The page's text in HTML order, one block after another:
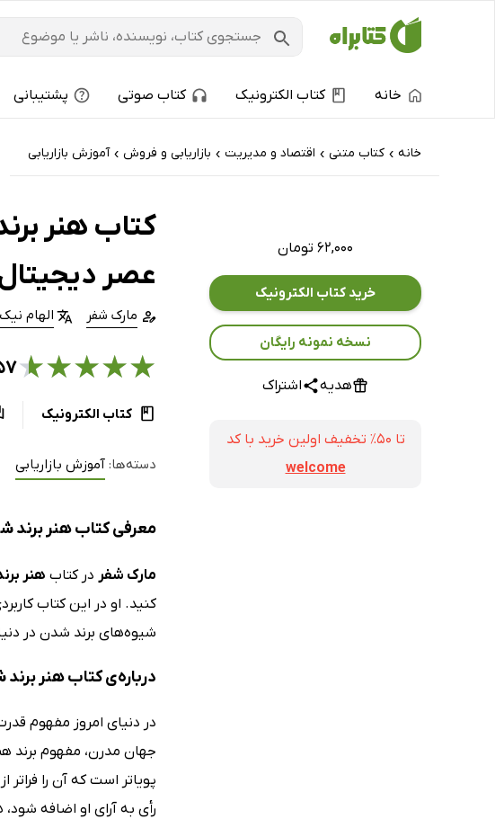
خانه کتاب الکترونیک کتاب صوتی پشتیبانی
خانه › کتاب‌ متنی › اقتصاد و مدیریت › بازاریابی و فروش › آموزش بازاریابی
۶۲,۰۰۰ تومان
خرید کتاب الکترونیک
نسخه نمونه رایگان
هدیه اشتراک
تا ۵۰٪ تخفیف اولین خرید با کد
welcome
کتاب هنر
عصر
مارک شفر الهام
★
★
★
★
★
کتاب الکترونیک
دسته‌ها: آموزش بازاریابی
معرفی کتاب هنر برند
مارک شفر در کتاب هنر
کنید. او در این کتاب
شیوه‌های برند شدن در
درباره‌ی کتاب هنر
در دنیای امروز مفهوم
جهان مدرن، مفهوم برند
پویاتر است که آن را
رأی به آرای او اضافه